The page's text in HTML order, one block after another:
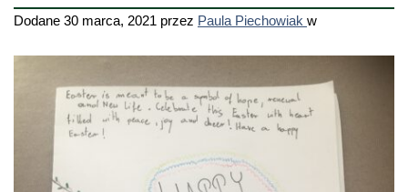
Dodane 30 marca, 2021 przez Paula Piechowiak w